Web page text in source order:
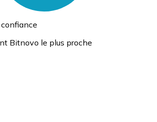
Bitnovo le plus proche